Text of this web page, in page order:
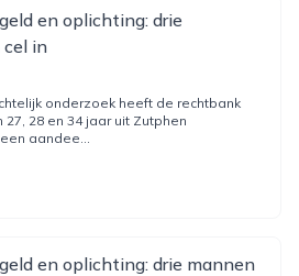
en oplichting: drie
in
onderzoek heeft de rechtbank
28 en 34 jaar uit Zutphen
aandee...
en oplichting: drie mannen